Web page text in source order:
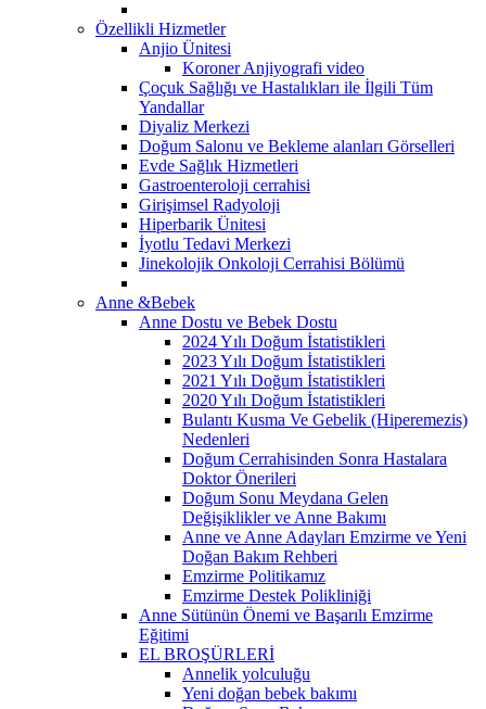
Özellikli Hizmetler
Anjio Ünitesi
Koroner Anjiyografi video
Çoçuk Sağlığı ve Hastalıkları ile İlgili Tüm
Yandallar
Diyaliz Merkezi
Doğum Salonu ve Bekleme alanları Görselleri
Evde Sağlık Hizmetleri
Gastroenteroloji cerrahisi
Girişimsel Radyoloji
Hiperbarik Ünitesi
İyotlu Tedavi Merkezi
Jinekolojik Onkoloji Cerrahisi Bölümü
Anne &Bebek
Anne Dostu ve Bebek Dostu
2024 Yılı Doğum İstatistikleri
2023 Yılı Doğum İstatistikleri
2021 Yılı Doğum İstatistikleri
2020 Yılı Doğum İstatistikleri
Bulantı Kusma Ve Gebelik (Hiperemezis)
Nedenleri
Doğum Cerrahisinden Sonra Hastalara
Doktor Önerileri
Doğum Sonu Meydana Gelen
Değişiklikler ve Anne Bakımı
Anne ve Anne Adayları Emzirme ve Yeni
Doğan Bakım Rehberi
Emzirme Politikamız
Emzirme Destek Polikliniği
Anne Sütünün Önemi ve Başarılı Emzirme
Eğitimi
EL BROŞÜRLERİ
Annelik yolculuğu
Yeni doğan bebek bakımı